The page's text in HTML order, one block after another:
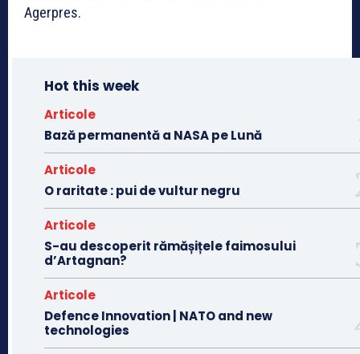
Agerpres.
Hot this week
Articole
Bază permanentă a NASA pe Lună
Articole
O raritate : pui de vultur negru
Articole
S-au descoperit rămășițele faimosului
d’Artagnan?
Articole
Defence Innovation | NATO and new
technologies